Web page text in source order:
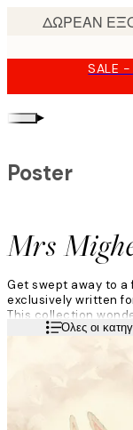
SALE
▸
Mrs
Poster
Get swept away to
exclusively written
This collection
beautiful
where the
ΔιαβάστεΌλες οι